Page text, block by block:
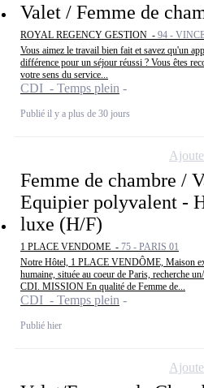
Valet / Femme de
ROYAL REGENCY GESTION - 94 -
Vous aimez le travail bien fait et savez qu'un
différence pour un séjour réussi ? Vous êtes
votre sens du service...
CDI - Temps plein
Publié il y a plus de 30 jours
Femme de chambre /
Equipier polyvalent -
luxe (H/F)
1 PLACE VENDOME - 75 - PARIS 01
Notre Hôtel, 1 PLACE VENDÔME, Maison
humaine, située au coeur de Paris, recherche
CDI. MISSION En qualité de Femme de...
CDI - Temps plein
Publié hier